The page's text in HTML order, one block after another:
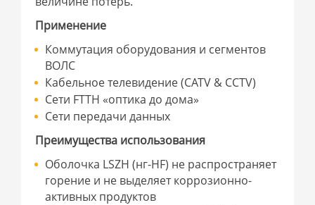
Применение
Коммутация оборудования и сегментов
ВОЛС
Кабельное телевидение (CATV & CCTV)
Сети FTTH «оптика до дома»
Сети передачи данных
Преимущества использования
Оболочка LSZH (нг-HF) не распространяет
горение и не выделяет коррозионно-
активных продуктов